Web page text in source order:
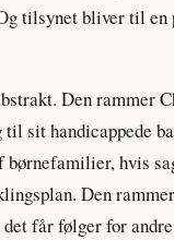
tilsynet bliver til en
Den rammer
sit handicappede
børnefamilier, hvis
Den
får følger for